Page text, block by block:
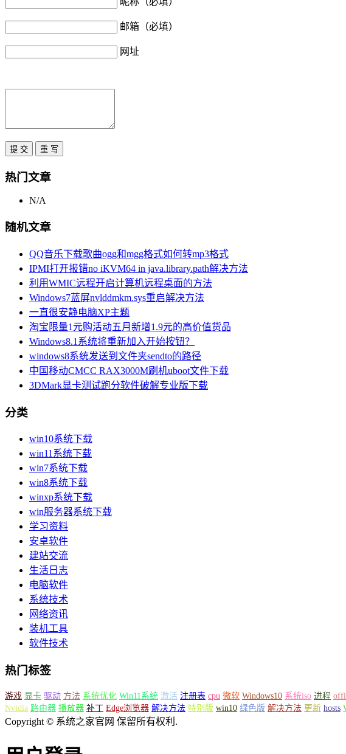
邮箱（必填）
网址
热门文章
N/A
随机文章
QQ音乐下载歌曲ogg和mgg格式如何转mp3格式
IPMI打开报错no iKVM64 in java.library.path解决方法
利用WMIC远程开启计算机远程桌面的方法
Windows7蓝屏nvlddmkm.sys重启解决方法
一直很安静电脑XP主题
淘宝限量1元购活动五月新增1.9元的高价值货品
Windows8.1系统将重新加入开始按钮？
windows8系统发送到文件夹sendto的路径
中国移动CMCC RAX3000M刷机uboot文件下载
3DMark显卡测试跑分软件破解专业版下载
分类
win10系统下载
win11系统下载
win7系统下载
win8系统下载
winxp系统下载
win服务器系统下载
学习资料
安卓软件
建站交流
生活日志
电脑软件
系统技术
网络资讯
装机工具
软件技术
热门标签
游戏 显卡 驱动 方法 系统优化 Win11系统 激活 注册表 cpu 微软 Windows10 系统iso 进程
Nvidia 路由器 播放器 补丁 Edge浏览器 解决方法 特别版 win10 绿色版 解决方法 更新 hosts
Copyright © 系统之家官网 保留所有权利.